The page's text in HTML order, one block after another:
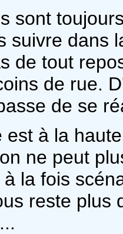
sont
suivre dans
de tout
de rue.
de se
est à la
ne peut
la fois
reste plus